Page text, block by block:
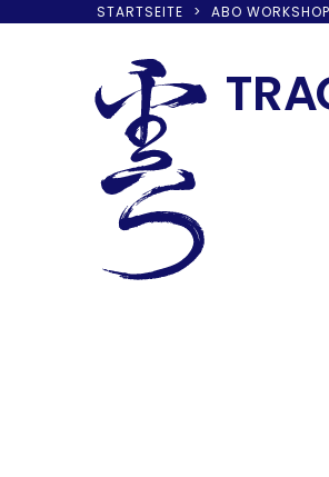
STARTSEITE > ABO
content
TRA